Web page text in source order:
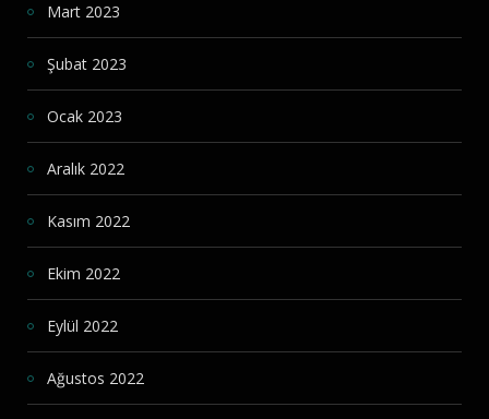
Mart 2023
Şubat 2023
Ocak 2023
Aralık 2022
Kasım 2022
Ekim 2022
Eylül 2022
Ağustos 2022